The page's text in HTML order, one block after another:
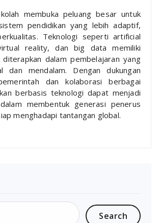
membuka peluang besar untuk
pendidikan yang lebih adaptif,
Teknologi seperti artificial
reality, dan big data memiliki
dalam pembelajaran yang
dan mendalam. Dengan dukungan
dan kolaborasi berbagai
berbasis teknologi dapat menjadi
membentuk generasi penerus
menghadapi tantangan global.